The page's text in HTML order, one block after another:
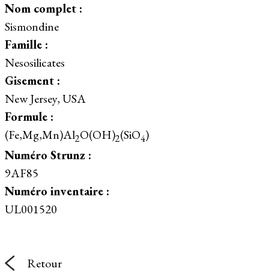
Nom complet :
Sismondine
Famille :
Nesosilicates
Gisement :
New Jersey, USA
Formule :
(Fe,Mg,Mn)Al2O(OH)2(SiO4)
Numéro Strunz :
9AF85
Numéro inventaire :
UL001520
Retour